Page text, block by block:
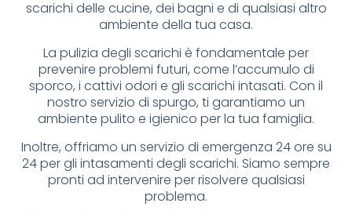
scarichi delle cucine, dei bagni e di qualsiasi altro
ambiente della tua casa.
La pulizia degli scarichi è fondamentale per
prevenire problemi futuri, come l’accumulo di
sporco, i cattivi odori e gli scarichi intasati. Con il
nostro servizio di spurgo, ti garantiamo un
ambiente pulito e igienico per la tua famiglia.
Inoltre, offriamo un servizio di emergenza 24 ore su
24 per gli intasamenti degli scarichi. Siamo sempre
pronti ad intervenire per risolvere qualsiasi
problema.